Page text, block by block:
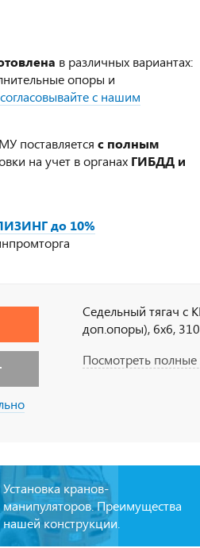
в различных вариантах:
опоры и
с нашим
поставляется с полным
на учет в органах ГИБДД и
до 10%
Седельный тягач с
доп.опоры), 6х6,
Посмотреть полные
Установка кранов-
манипуляторов. Преимущества
нашей конструкции.